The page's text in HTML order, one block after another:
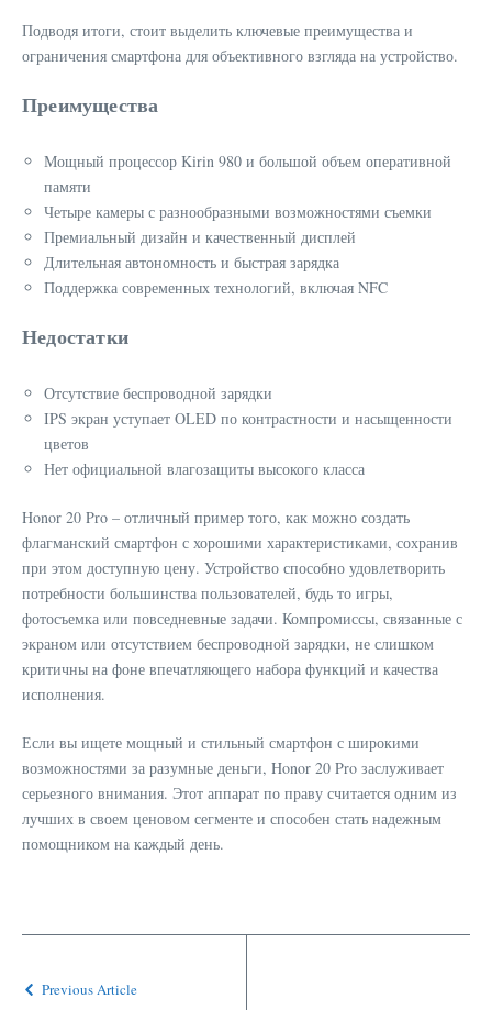
Подводя итоги, стоит выделить ключевые преимущества и
ограничения смартфона для объективного взгляда на устройство.
Преимущества
Мощный процессор Kirin 980 и большой объем оперативной
памяти
Четыре камеры с разнообразными возможностями съемки
Премиальный дизайн и качественный дисплей
Длительная автономность и быстрая зарядка
Поддержка современных технологий, включая NFC
Недостатки
Отсутствие беспроводной зарядки
IPS экран уступает OLED по контрастности и насыщенности
цветов
Нет официальной влагозащиты высокого класса
Honor 20 Pro – отличный пример того, как можно создать
флагманский смартфон с хорошими характеристиками, сохранив
при этом доступную цену. Устройство способно удовлетворить
потребности большинства пользователей, будь то игры,
фотосъемка или повседневные задачи. Компромиссы, связанные с
экраном или отсутствием беспроводной зарядки, не слишком
критичны на фоне впечатляющего набора функций и качества
исполнения.
Если вы ищете мощный и стильный смартфон с широкими
возможностями за разумные деньги, Honor 20 Pro заслуживает
серьезного внимания. Этот аппарат по праву считается одним из
лучших в своем ценовом сегменте и способен стать надежным
помощником на каждый день.
Previous Article